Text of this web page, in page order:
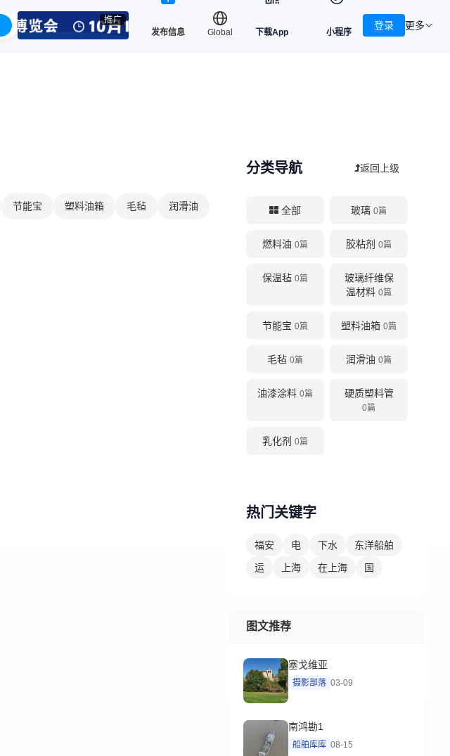
节能宝 塑料油箱 毛毡 润滑油
分类导航 返回上级
全部 玻璃 0篇
燃料油 0篇 胶粘剂 0篇
保温毡 0篇
玻璃纤维保
温材料 0篇
节能宝 0篇 塑料油箱 0篇
毛毡 0篇 润滑油 0篇
油漆涂料 0篇 硬质塑料管
0篇
乳化剂 0篇
热门关键字
福安 电 下水
东洋船舶
运
上海 在上海 国
图文推荐
塞戈维亚
摄影部落 03-09
南鸿勘1
船舶库库 08-15
推广 更多
登录
发布信息 Global 下载App 小程序